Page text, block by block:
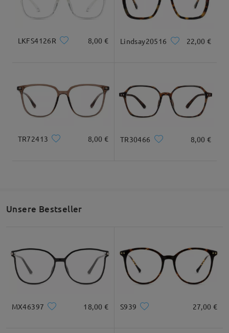
Gesamtbreite
136mm/ 5.35in
Bügellänge
153mm/ 6.02in
Quadratisc
Herz Diamant Oval
LKFS4126R 8,00 € Lindsay20516 22,00 €
TR72413 8,00 € TR30466 8,00 €
Unsere Bestseller
MX46397 18,00 € S939 27,00 €